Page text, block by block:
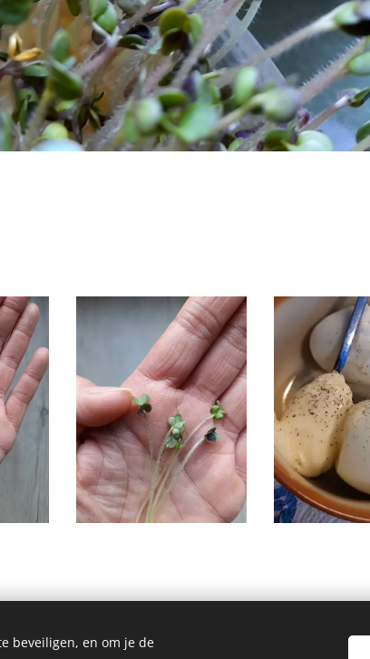
Homemade Homegrown by Bianca ©2026
beveiligen, en om je de